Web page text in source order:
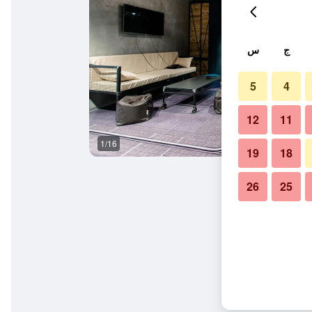
1/16
ج س
4
5
11
12
18
19
25
26